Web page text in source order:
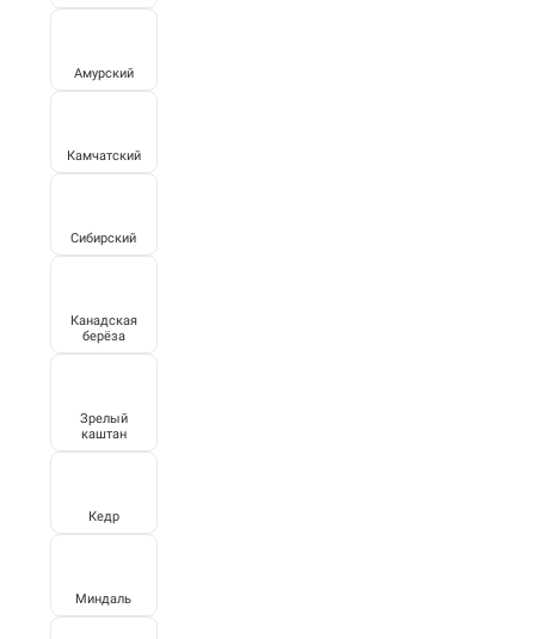
Амурский
Камчатский
Сибирский
Канадская
берёза
Зрелый
каштан
Кедр
Миндаль